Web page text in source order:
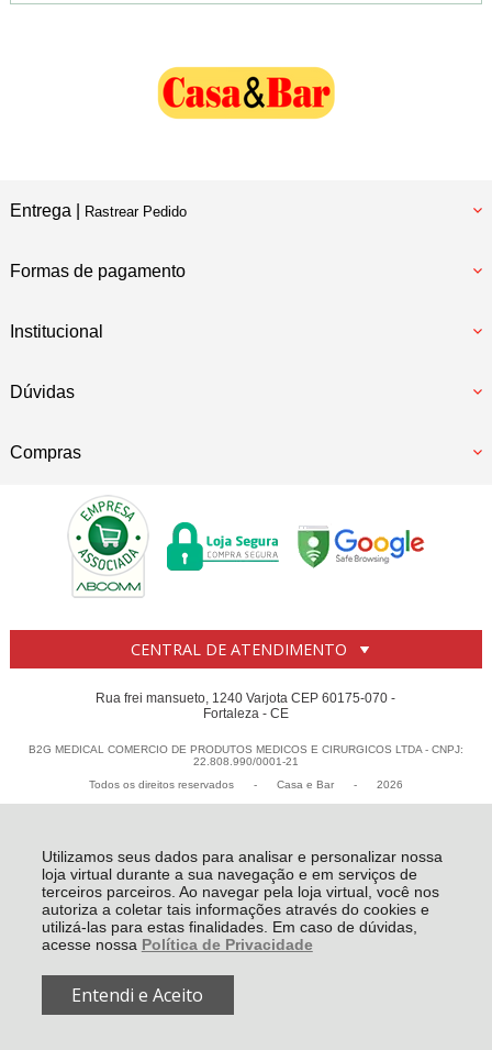
Utilizamos seus dados para analisar e personalizar nossa
loja virtual durante a sua navegação e em serviços de
terceiros parceiros. Ao navegar pela loja virtual, você nos
autoriza a coletar tais informações através do cookies e
utilizá-las para estas finalidades. Em caso de dúvidas,
acesse nossa Política de Privacidade
Entendi e Aceito
Entrega | Rastrear Pedido
Formas de pagamento
Institucional
Dúvidas
Compras
CENTRAL DE ATENDIMENTO
Rua frei mansueto, 1240 Varjota CEP 60175-070 -
Fortaleza - CE
B2G MEDICAL COMERCIO DE PRODUTOS MEDICOS E CIRURGICOS LTDA - CNPJ:
22.808.990/0001-21
Todos os direitos reservados
- Casa e Bar - 2026
R$ 34,80